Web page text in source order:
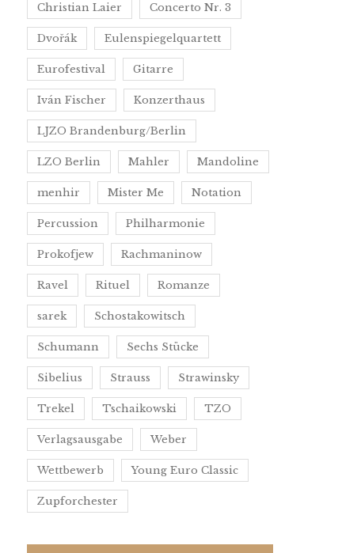
Christian Laier Concerto Nr. 3
Dvořák Eulenspiegelquartett
Eurofestival Gitarre
Iván Fischer Konzerthaus
LJZO Brandenburg/Berlin
LZO Berlin Mahler Mandoline
menhir Mister Me Notation
Percussion Philharmonie
Prokofjew Rachmaninow
Ravel Rituel Romanze
sarek Schostakowitsch
Schumann Sechs Stücke
Sibelius Strauss Strawinsky
Trekel Tschaikowski TZO
Verlagsausgabe Weber
Wettbewerb Young Euro Classic
Zupforchester